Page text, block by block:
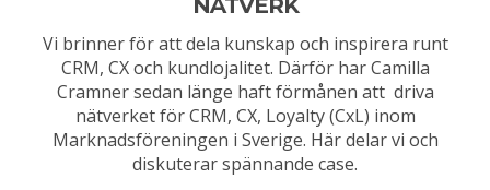
NÄTVERK
Vi brinner för att dela kunskap och inspirera runt
CRM, CX och kundlojalitet. Därför har Camilla
Cramner sedan länge haft förmånen att driva
nätverket för CRM, CX, Loyalty (CxL) inom
Marknadsföreningen i Sverige. Här delar vi och
diskuterar spännande case.